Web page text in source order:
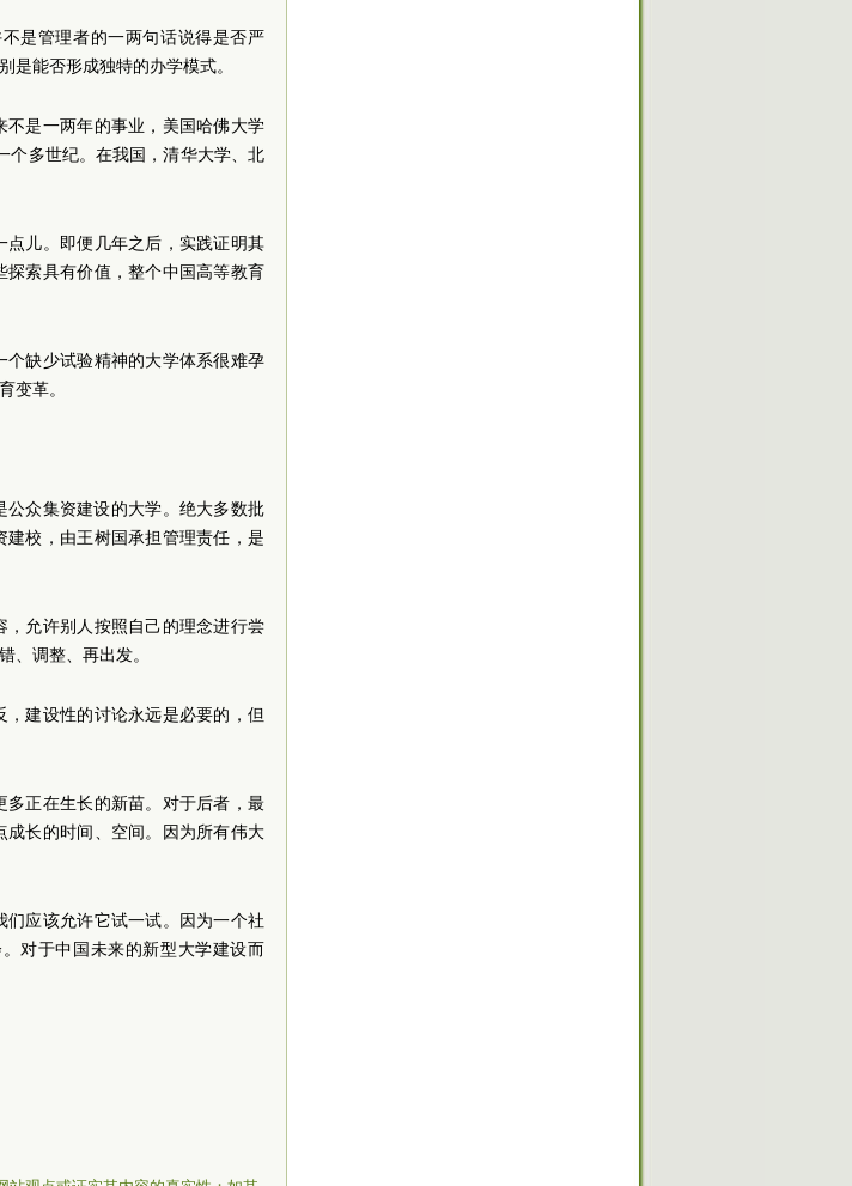
是管理者的一两句话说得是否严
是能否形成独特的办学模式。
是一两年的事业，美国哈佛大学
个多世纪。在我国，清华大学、北
儿。即便几年之后，实践证明其
索具有价值，整个中国高等教育
缺少试验精神的大学体系很难孕
变革。
众集资建设的大学。绝大多数批
校，由王树国承担管理责任，是
，允许别人按照自己的理念进行尝
、调整、再出发。
建设性的讨论永远是必要的，但
正在生长的新苗。对于后者，最
长的时间、空间。因为所有伟大
应该允许它试一试。因为一个社
对于中国未来的新型大学建设而